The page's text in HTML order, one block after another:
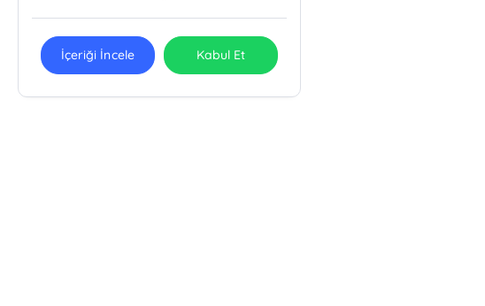
İçeriği İncele Kabul Et